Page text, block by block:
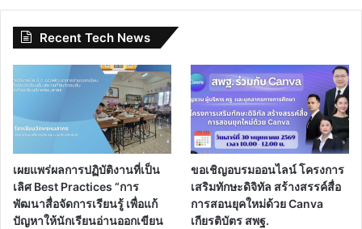
Recent Tech News
เผยแพร่ผลการปฏิบัติงานที่เป็น
เลิศ Best Practices “การ
พัฒนาสื่อจัดการเรียนรู้ เพื่อแก้
ปัญหาให้นักเรียนอ่านออกเขียน
ขอเชิญอบรมออนไลน์ โครงการ
เสริมทักษะดิจิทัล สร้างสรรค์สื่อ
การสอนยุคใหม่ด้วย Canva
เกียรติบัตร สพฐ.